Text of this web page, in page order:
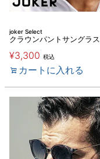
joker Select
クラウンパントサングラス
¥3,300 税込
カートに入れる